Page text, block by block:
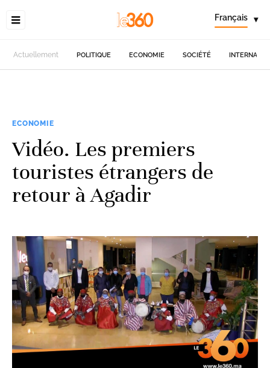
Français ▾
Actuellement POLITIQUE ECONOMIE SOCIÉTÉ
ECONOMIE
Vidéo. Les premiers
touristes étrangers de
retour à Agadir